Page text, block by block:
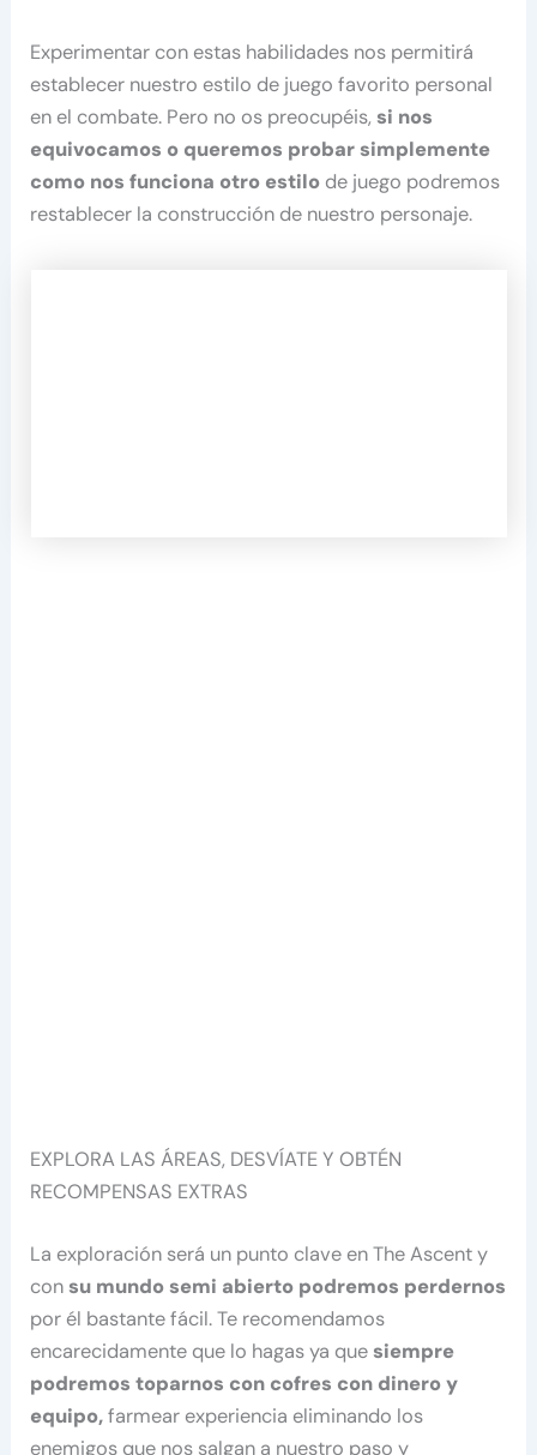
Experimentar con estas habilidades nos permitirá
establecer nuestro estilo de juego favorito personal
en el combate. Pero no os preocupéis,si nos
equivocamos o queremos probar simplemente
como nos funciona otro estilo de juego podremos
restablecer la construcción de nuestro personaje.
EXPLORA LAS ÁREAS, DESVÍATE Y OBTÉN
RECOMPENSAS EXTRAS
La exploración será un punto clave en The Ascent y
consu mundo semi abierto podremos perdernos
por él bastante fácil. Te recomendamos
encarecidamente que lo hagas ya quesiempre
podremos toparnos con cofres con dinero y
equipo,farmear experiencia eliminando los
enemigos que nos salgan a nuestro paso y